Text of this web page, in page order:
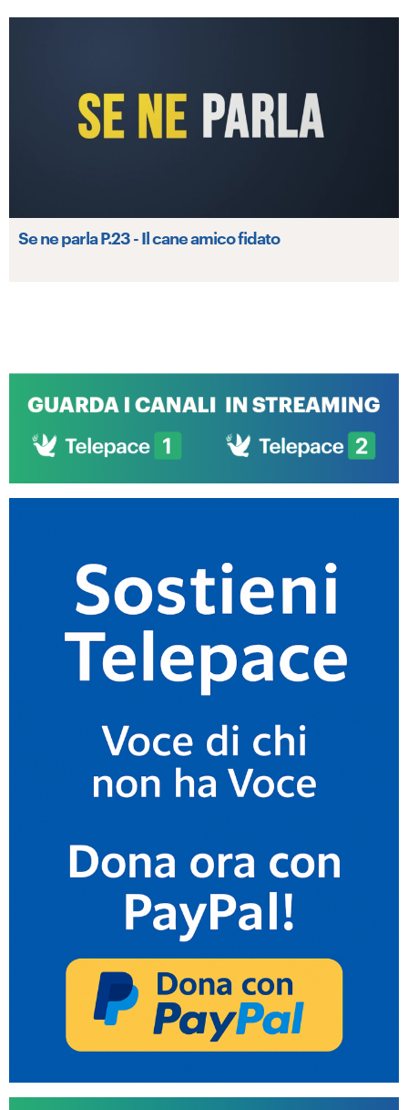
Se ne parla P.23 - Il cane amico fidato